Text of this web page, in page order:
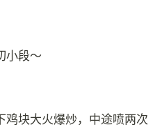
小段～
鸡块大火爆炒，中途喷两次